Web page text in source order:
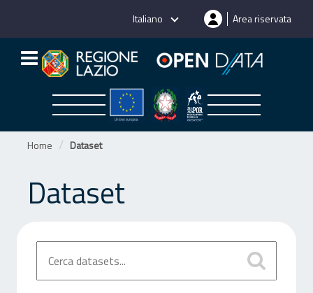
Italiano Area riservata
Home Dataset
Dataset